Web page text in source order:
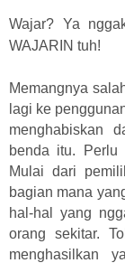
Wajar? Ya
WAJARIN tuh!
Memangnya
lagi ke
menghabiskan
benda itu. Perlu
Mulai dari
bagian mana
hal-hal yang
orang sekitar.
menghasilkan